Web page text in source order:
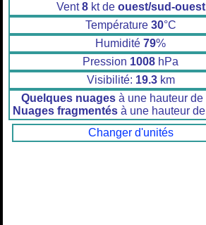
Vent8kt de ouest/sud-ouest
Température 30°C
Humidité 79%
Pression 1008 hPa
Visibilité: 19.3km
Quelques nuages à une hauteur de
Nuages fragmentés à une hauteur de
Changer d'unités